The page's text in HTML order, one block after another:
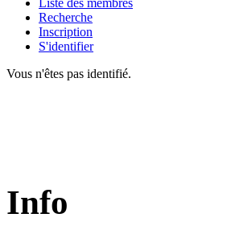
Liste des membres
Recherche
Inscription
S'identifier
Vous n'êtes pas identifié.
Info